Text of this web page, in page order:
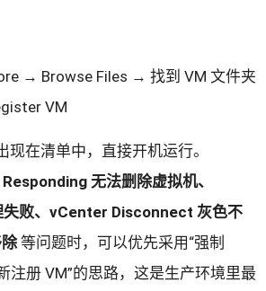
→ Browse Files → 找到 VM 文件夹
VM
现在清单中，直接开机运行。
无法删除虚拟机、
失败、vCenter Disconnect 灰色不
等问题时，可以优先采用“强制
注册 VM”的思路，这是生产环境里最